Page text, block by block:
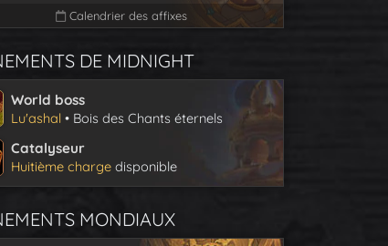
Calendrier des affixes
DE MIDNIGHT
World boss
Lu'ashal • Bois des Chants éternels
Catalyseur
Huitième charge disponible
MONDIAUX